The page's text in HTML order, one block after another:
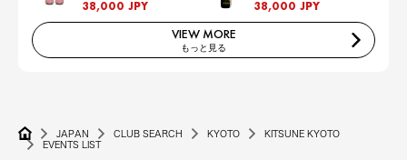
38,000 JPY 38,000 JPY
VIEW MORE
もっと見る
JAPAN CLUB SEARCH KYOTO
KITSUNE KYOTO
EVENTS LIST